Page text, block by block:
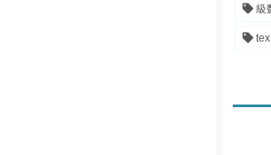
級
tex